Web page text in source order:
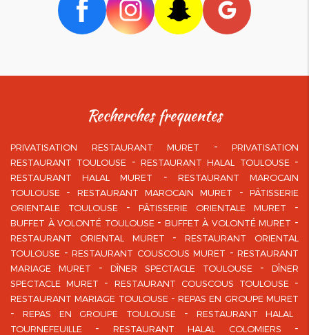
recherches frequentes
PRIVATISATION RESTAURANT MURET
PRIVATISATION
RESTAURANT TOULOUSE
RESTAURANT HALAL TOULOUSE
RESTAURANT HALAL MURET
RESTAURANT MAROCAIN
TOULOUSE
RESTAURANT MAROCAIN MURET
PÂTISSERIE
ORIENTALE TOULOUSE
PÂTISSERIE ORIENTALE MURET
BUFFET À VOLONTÉ TOULOUSE
BUFFET À VOLONTÉ MURET
RESTAURANT ORIENTAL MURET
RESTAURANT ORIENTAL
TOULOUSE
RESTAURANT COUSCOUS MURET
RESTAURANT
MARIAGE MURET
DÎNER SPECTACLE TOULOUSE
DÎNER
SPECTACLE MURET
RESTAURANT COUSCOUS TOULOUSE
RESTAURANT MARIAGE TOULOUSE
REPAS EN GROUPE MURET
REPAS EN GROUPE TOULOUSE
RESTAURANT HALAL
TOURNEFEUILLE
RESTAURANT HALAL COLOMIERS